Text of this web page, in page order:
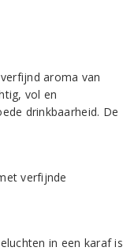
aroma van
vol en
drinkbaarheid. De
verfijnde
in een karaf is